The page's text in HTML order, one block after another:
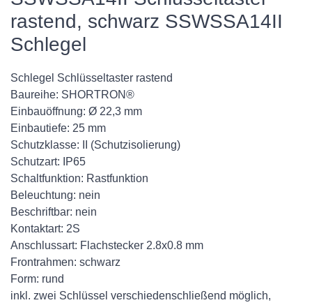
rastend, schwarz SSWSSA14II
Schlegel
Schlegel Schlüsseltaster rastend
Baureihe: SHORTRON®
Einbauöffnung: Ø 22,3 mm
Einbautiefe: 25 mm
Schutzklasse: II (Schutzisolierung)
Schutzart: IP65
Schaltfunktion: Rastfunktion
Beleuchtung: nein
Beschriftbar: nein
Kontaktart: 2S
Anschlussart: Flachstecker 2.8x0.8 mm
Frontrahmen: schwarz
Form: rund
inkl. zwei Schlüssel verschiedenschließend möglich,